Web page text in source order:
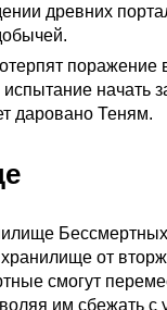
древних
поражение
начать
даровано Теням.
от
смогут
им сбежать с